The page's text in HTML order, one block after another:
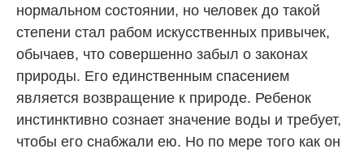
нормальном состоянии, но человек до такой
степени стал рабом искусственных привычек,
обычаев, что совершенно забыл о законах
природы. Его единственным спасением
является возвращение к природе. Ребенок
инстинктивно сознает значение воды и требует,
чтобы его снабжали ею. Но по мере того как он